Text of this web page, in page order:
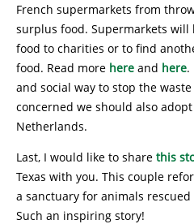
French supermarkets from
surplus food. Supermarkets will
food to charities or to find
food. Read more here and here.
and social way to stop the
concerned we should also
Netherlands.
Last, I would like to share this
Texas with you. This couple
a sanctuary for animals
Such an inspiring story!